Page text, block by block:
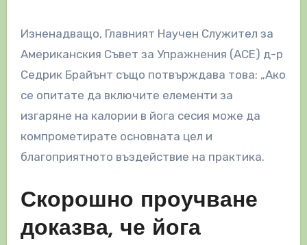
Изненадващо, Главният Научен Служител за
Американския Съвет за Упражнения (ACE) д-р
Седрик Брайънт също потвърждава това: „Ако
се опитате да включите елементи за
изгаряне на калории в йога сесия може да
компрометирате основната цел и
благоприятното въздействие на практика.
Скорошно проучване
доказва, че йога